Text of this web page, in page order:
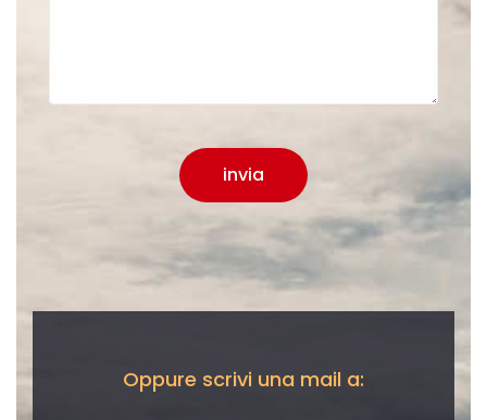
invia
Oppure scrivi una mail a: